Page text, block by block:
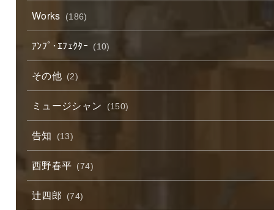
Works (186)
ｱﾝﾌﾟ･ｴﾌｪｸﾀｰ (10)
その他 (2)
ミュージシャン (150)
告知 (13)
西野春平 (74)
辻四郎 (74)